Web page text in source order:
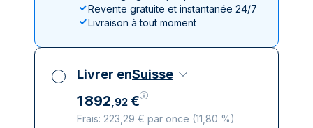
Revente gratuite et instantanée 24/7
Livraison à tout moment
Livrer enSuisse
1 892,92 €
Frais: 223,29 € par once (11,80 %)